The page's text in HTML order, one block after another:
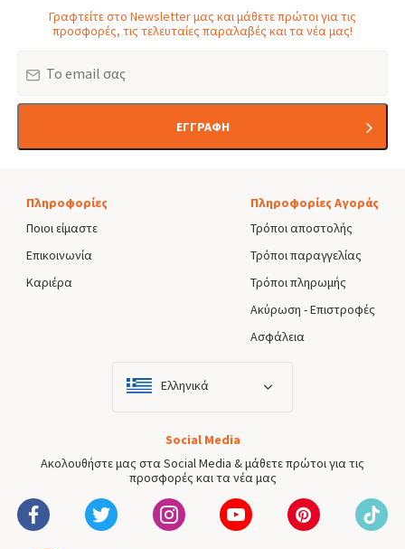
Γραφτείτε στο Newsletter μας και μάθετε πρώτοι για τις
προσφορές, τις τελευταίες παραλαβές και τα νέα μας!
ΕΓΓΡΑΦΗ
Πληροφορίες
Ποιοι είμαστε
Επικοινωνία
Καριέρα
Πληροφορίες Αγοράς
Τρόποι αποστολής
Τρόποι παραγγελίας
Τρόποι πληρωμής
Ακύρωση - Επιστροφές
Ασφάλεια
Ελληνικά
Social Media
Ακολουθήστε μας στα Social Media & μάθετε πρώτοι για τις
προσφορές και τα νέα μας